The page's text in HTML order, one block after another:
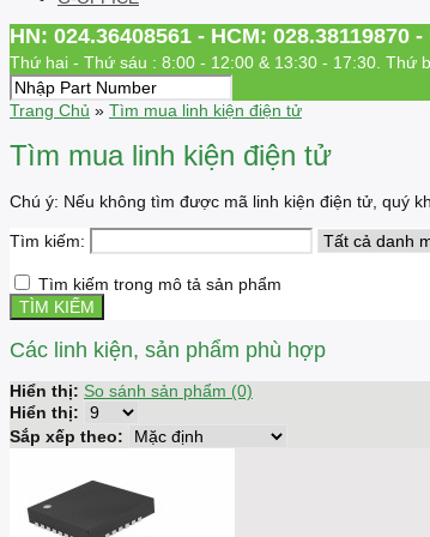
HN: 024.36408561 - HCM: 028.38119870
Thứ hai - Thứ sáu : 8:00 - 12:00 & 13:30 - 17:30. Thứ
Trang Chủ » Tìm mua linh kiện điện tử
Tìm mua linh kiện điện tử
Chú ý: Nếu không tìm được mã linh kiện điện tử, quý
Tìm kiếm:
Tìm kiếm trong mô tả sản phẩm
Các linh kiện, sản phẩm phù hợp
Hiển thị: So sánh sản phẩm (0)
Hiển thị:
Sắp xếp theo: